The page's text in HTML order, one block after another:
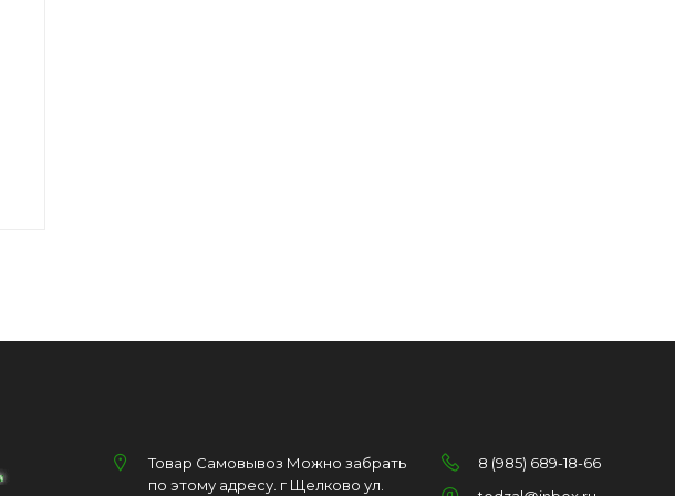
Товар Самовывоз Можно забрать
по этому адресу. г Щелково ул.
8 (985) 689-18-66